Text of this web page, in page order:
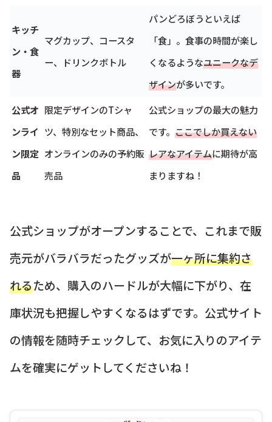
キッチ
ン・食
器
マグカップ、コースタ
ー、ドリンクボトル
パンどろぼうといえば
「食」。食事の時間が楽し
くなるようなユニークなデ
ザインが多いです。
公式オ
ンライ
ン限定
品
限定デザインのTシャ
ツ、特別なセット商品、
オンラインのみの予約販
売品
公式ショップの最大の魅力
です。 ここでしか買えない
レアなアイテムに期待が高
まりますね！
公式ショップがオープンすることで、これまで販
売元がバラバラだったグッズが一ヶ所に集約さ
れるため、購入のハードルが大幅に下がり、在
庫状況も把握しやすくなるはずです。公式サイト
の情報を随時チェックして、お気に入りのアイテ
ムを確実にゲットしてくださいね！